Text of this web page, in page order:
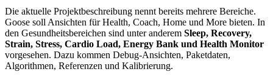
Die aktuelle Projektbeschreibung nennt bereits mehrere Bereiche.
Goose soll Ansichten für Health, Coach, Home und More bieten. In
den Gesundheitsbereichen sind unter anderem Sleep, Recovery,
Strain, Stress, Cardio Load, Energy Bank und Health Monitor
vorgesehen. Dazu kommen Debug-Ansichten, Paketdaten,
Algorithmen, Referenzen und Kalibrierung.